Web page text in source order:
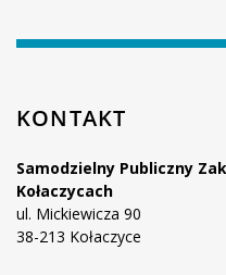
KONTAKT
Samodzielny Publiczny
Kołaczycach
ul. Mickiewicza 90
38-213 Kołaczyce